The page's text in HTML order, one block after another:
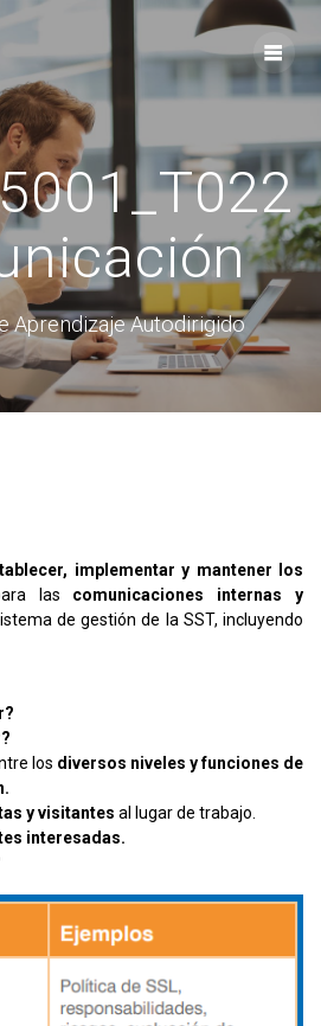
content
Aprendizaje Autodirigido
implementar y mantener los
las comunicaciones internas y
de gestión de la SST, incluyendo
los diversos niveles y funciones de
y visitantes al lugar de trabajo.
interesadas.